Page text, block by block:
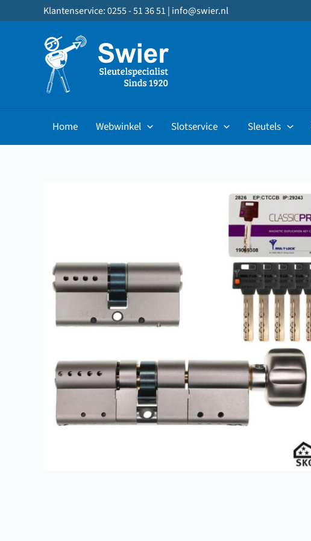
naar
Klantenservice: 0255 - 51 36 51 | info@swier.nl
Home Webwinkel Slotservice Sleutels